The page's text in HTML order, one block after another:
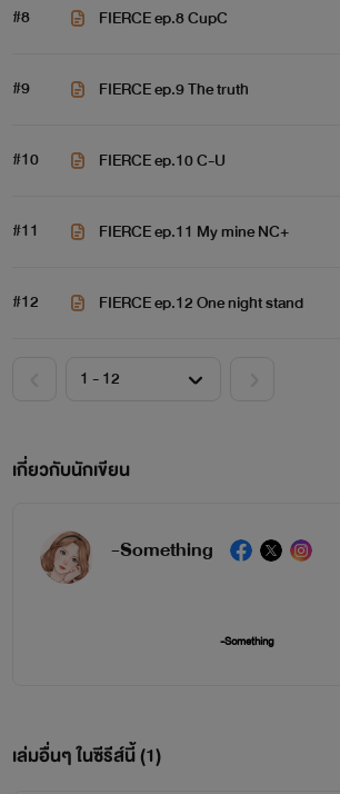
#8 FIERCE ep.8 CupC
#9 FIERCE ep.9 The truth
#10 FIERCE ep.10 C-U
#11 FIERCE ep.11 My mine NC+
#12 FIERCE ep.12 One night stand
เกี่ยวกับนักเขียน
-Something
-Something
เล่มอื่นๆ ในซีรีส์นี้ (1)